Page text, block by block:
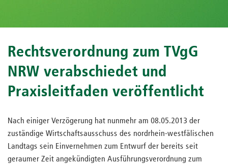
Rechtsverordnung zum TVgG
NRW verabschiedet und
Praxisleitfaden veröffentlicht
Nach einiger Verzögerung hat nunmehr am 08.05.2013 der
zuständige Wirtschaftsausschuss des nordrhein-westfälischen
Landtags sein Einvernehmen zum Entwurf der bereits seit
geraumer Zeit angekündigten Ausführungsverordnung zum